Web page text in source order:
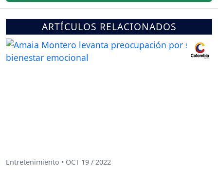
ARTÍCULOS RELACIONADOS
Entretenimiento • OCT 19 / 2022